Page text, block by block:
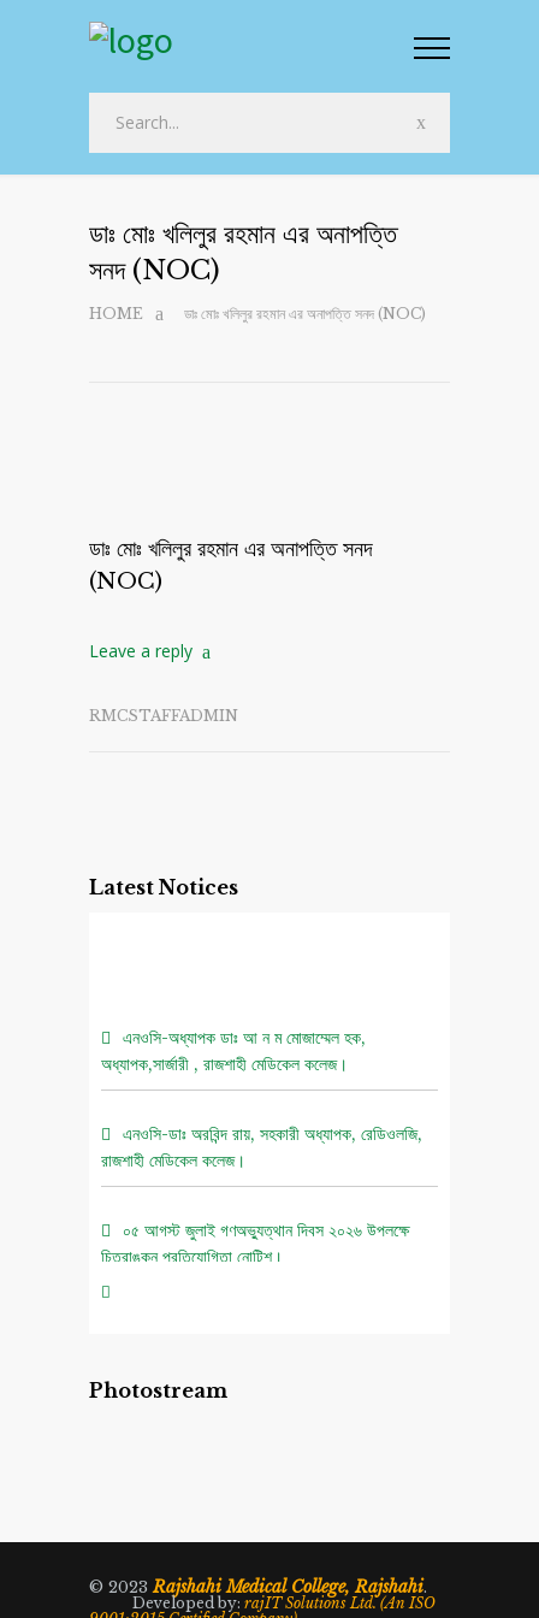
ডাঃ মোঃ খলিলুর রহমান এর অনাপত্তি
সনদ (NOC)
HOME ডাঃ মোঃ খলিলুর রহমান এর অনাপত্তি সনদ (NOC)
ডাঃ মোঃ খলিলুর রহমান এর অনাপত্তি সনদ
(NOC)
Leave a reply
RMCSTAFFADMIN
Latest Notices
এনওসি-অধ্যাপক ডাঃ আ ন ম মোজাম্মেল হক,
অধ্যাপক,সার্জারী , রাজশাহী মেডিকেল কলেজ।
এনওসি-ডাঃ অরবিন্দ রায়, সহকারী অধ্যাপক, রেডিওলজি,
রাজশাহী মেডিকেল কলেজ।
০৫ আগস্ট জুলাই গণঅভ্যুত্থান দিবস ২০২৬ উপলক্ষে
চিত্রাঙ্কন প্রতিযোগিতা নোটিশ।
Photostream
© 2023Rajshahi Medical College, Rajshahi.
Developed by: rajIT Solutions Ltd. (An ISO